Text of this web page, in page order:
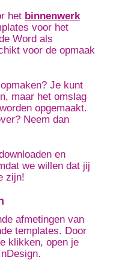
het binnenwerk
voor het
Word als
voor de opmaak
Je kunt
maar het omslag
opgemaakt.
Neem dan
en
we willen dat jij
zijn!
afmetingen van
templates. Door
klikken, open je